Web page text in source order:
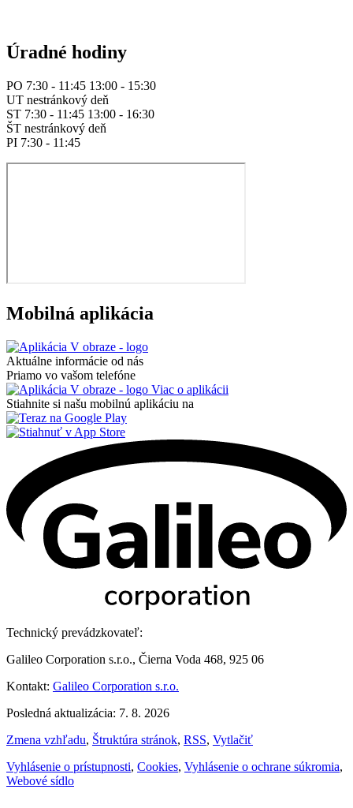
Úradné hodiny
PO 7:30 - 11:45 13:00 - 15:30
UT nestránkový deň
ST 7:30 - 11:45 13:00 - 16:30
ŠT nestránkový deň
PI 7:30 - 11:45
Mobilná aplikácia
Aktuálne informácie od nás
Priamo vo vašom telefóne
Viac o aplikácii
Stiahnite si našu mobilnú aplikáciu na
Technický prevádzkovateľ:
Galileo Corporation s.r.o., Čierna Voda 468, 925 06
Kontakt: Galileo Corporation s.r.o.
Posledná aktualizácia: 7. 8. 2026
Zmena vzhľadu, Štruktúra stránok, RSS, Vytlačiť
Vyhlásenie o prístupnosti, Cookies, Vyhlásenie o ochrane súkromia,
Webové sídlo